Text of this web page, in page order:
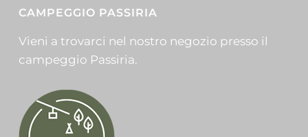
CAMPEGGIO PASSIRIA
Vieni a trovarci nel nostro negozio presso il
campeggio Passiria.